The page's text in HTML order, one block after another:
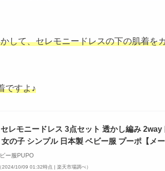
して、セレモニードレスの下の肌着を
ですよ♪
レモニードレス 3点セット 透かし編み
の子 シンプル 日本製 ベビー服 プーポ【メー
ー服PUPO
（2024/10/09 01:32時点 | 楽天市場調べ）